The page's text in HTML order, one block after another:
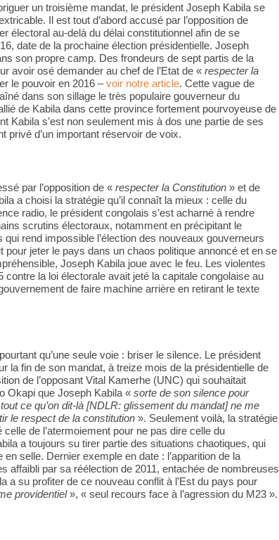
un troisième mandat, le président Joseph Kabila se
Il est tout d’abord accusé par l’opposition de
électoral au-delà du délai constitutionnel afin de se
date de la prochaine élection présidentielle. Joseph
son propre camp. Des frondeurs de sept partis de la
avoir osé demander au chef de l’Etat de « respecter la
le pouvoir en 2016 –voir notre article. Cette vague de
dans son sillage le très populaire gouverneur du
de Kabila dans cette province fortement pourvoyeuse de
Kabila s’est non seulement mis à dos une partie de ses
privé d’un important réservoir de voix.
par l’opposition de « respecter la Constitution » et de
a choisi la stratégie qu’il connaît la mieux : celle du
radio, le président congolais s’est acharné à rendre
scrutins électoraux, notamment en précipitant le
rend impossible l’élection des nouveaux gouverneurs
pour jeter le pays dans un chaos politique annoncé et en se
Joseph Kabila joue avec le feu. Les violentes
contre la loi électorale avait jeté la capitale congolaise au
de faire machine arrière en retirant le texte
qu’une seule voie : briser le silence. Le président
la fin de son mandat, à treize mois de la présidentielle de
de l’opposant Vital Kamerhe (UNC) qui souhaitait
Okapi que Joseph Kabila « sorte de son silence pour
ce qu’on dit-là [NDLR: glissement du mandat] ne me
le respect de la constitution ». Seulement voilà, la stratégie
celle de l’atermoiement pour ne pas dire celle du
a toujours su tirer partie des situations chaotiques, qui
selle. Dernier exemple en date : l’apparition de la
affaibli par sa réélection de 2011, entachée de nombreuses
a su profiter de ce nouveau conflit à l’Est du pays pour
providentiel», « seul recours face à l’agression du M23 ».